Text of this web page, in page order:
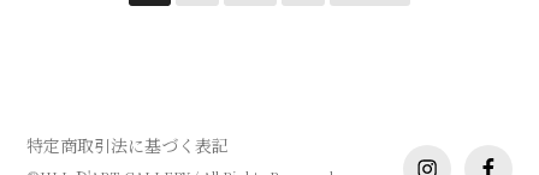
特定商取引法に基づく表記 instagram